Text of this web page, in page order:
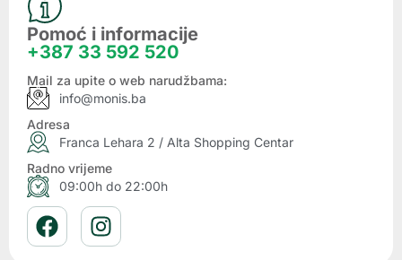
Pomoć i informacije
+387 33 592 520
Mail za upite o web narudžbama:
info@monis.ba
Adresa
Franca Lehara 2 / Alta Shopping Centar
Radno vrijeme
09:00h do 22:00h